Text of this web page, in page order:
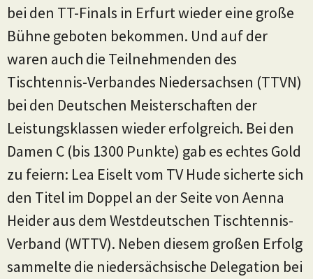
bei den TT-Finals in Erfurt wieder eine große
Bühne geboten bekommen. Und auf der
waren auch die Teilnehmenden des
Tischtennis-Verbandes Niedersachsen (TTVN)
bei den Deutschen Meisterschaften der
Leistungsklassen wieder erfolgreich. Bei den
Damen C (bis 1300 Punkte) gab es echtes Gold
zu feiern: Lea Eiselt vom TV Hude sicherte sich
den Titel im Doppel an der Seite von Aenna
Heider aus dem Westdeutschen Tischtennis-
Verband (WTTV). Neben diesem großen Erfolg
sammelte die niedersächsische Delegation bei